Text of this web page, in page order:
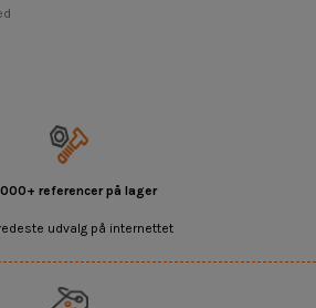
referencer på lager
udvalg på internettet